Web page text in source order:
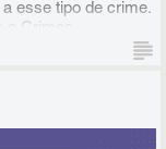
esse tipo de crime.
a Crimes
Juvenil da PF,